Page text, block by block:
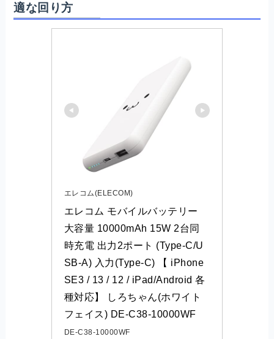
適な回り方
エレコム(ELECOM)
エレコム モバイルバッテリー
大容量 10000mAh 15W 2台同
時充電 出力2ポート (Type-C/U
SB-A) 入力(Type-C) 【 iPhone
SE3 / 13 / 12 / iPad/Android 各
種対応】 しろちゃん(ホワイト
フェイス) DE-C38-10000WF
DE-C38-10000WF